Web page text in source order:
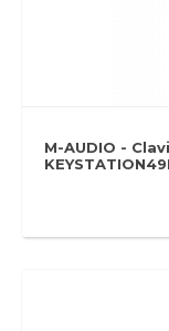
M-AUDIO -